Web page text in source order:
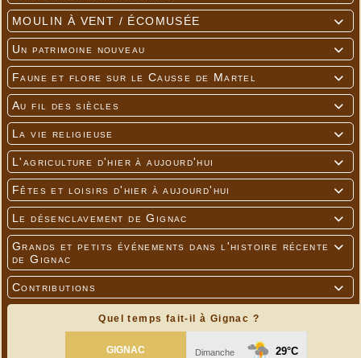

MOULIN À VENT / ÉCOMUSÉE

Un patrimoine nouveau

Faune et flore sur le Causse de Martel

Au fil des siècles

La vie religieuse

L'agriculture d'hier à aujourd'hui

Fêtes et loisirs d'hier à aujourd'hui

Le désenclavement de Gignac

Grands et petits événements dans l'histoire récente
de Gignac

Contributions
Quel temps fait-il à Gignac ?